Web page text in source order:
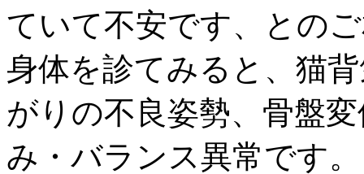
ていて不安です、との
身体を診てみると、猫
がりの不良姿勢、骨盤
み・バランス異常です。